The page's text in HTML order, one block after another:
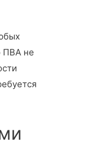
ПВА не